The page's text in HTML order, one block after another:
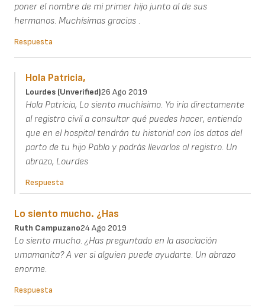
poner el nombre de mi primer hijo junto al de sus
hermanos. Muchísimas gracias .
Respuesta
Hola Patricia,
Lourdes (unverified)26 Ago 2019
Hola Patricia, Lo siento muchísimo. Yo iría directamente
al registro civil a consultar qué puedes hacer, entiendo
que en el hospital tendrán tu historial con los datos del
parto de tu hijo Pablo y podrás llevarlos al registro. Un
abrazo, Lourdes
Respuesta
Lo siento mucho. ¿Has
Ruth Campuzano24 Ago 2019
Lo siento mucho. ¿Has preguntado en la asociación
umamanita? A ver si alguien puede ayudarte. Un abrazo
enorme.
Respuesta